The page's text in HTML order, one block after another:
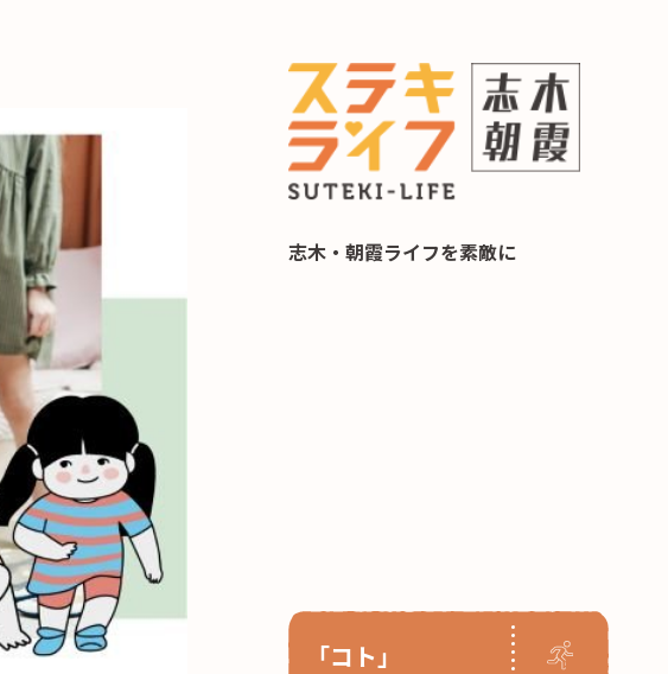
志木・朝霞ライフを素敵に
「コト」
れからの暮らし 住み替え相談
事検索